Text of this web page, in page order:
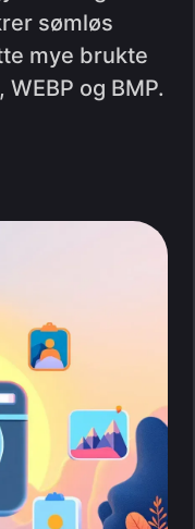
sømløs
mye brukte
og BMP.